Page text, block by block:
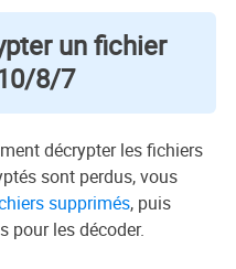
un fichier
8/7
décrypter les fichiers
sont perdus, vous
supprimés, puis
pour les décoder.